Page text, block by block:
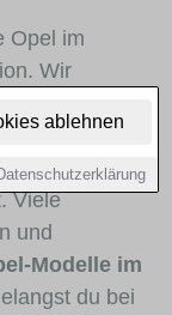
ablehnen
Opel im
Wir
Opel stark
im Stadt-
für welche
Viele
und
Modelle im
du bei